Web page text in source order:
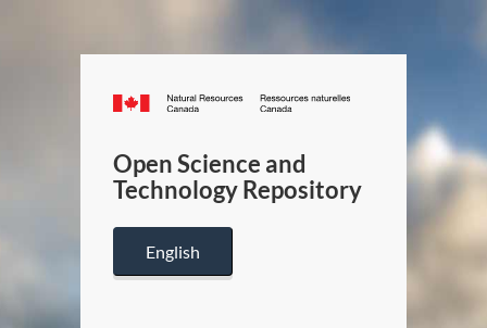
Canada.ca
/
Canada
Open Science and
Technology Repository
English